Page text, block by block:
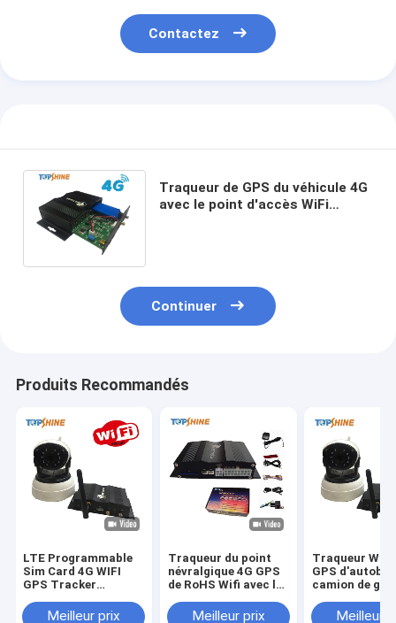
Contactez
Traqueur de GPS du véhicule 4G
avec le point d'accès WiFi
Continuer
Produits Recommandés
LTE Programmable
Sim Card 4G WIFI
GPS Tracker
Gps Tracker Avec
Meilleur prix
Traqueur du point
névralgique 4G GPS
de RoHS Wifi avec le
visuel en ligne de
Meilleur prix
Traqueur WiFi
GPS
camion de
la surveillance
Meilleur